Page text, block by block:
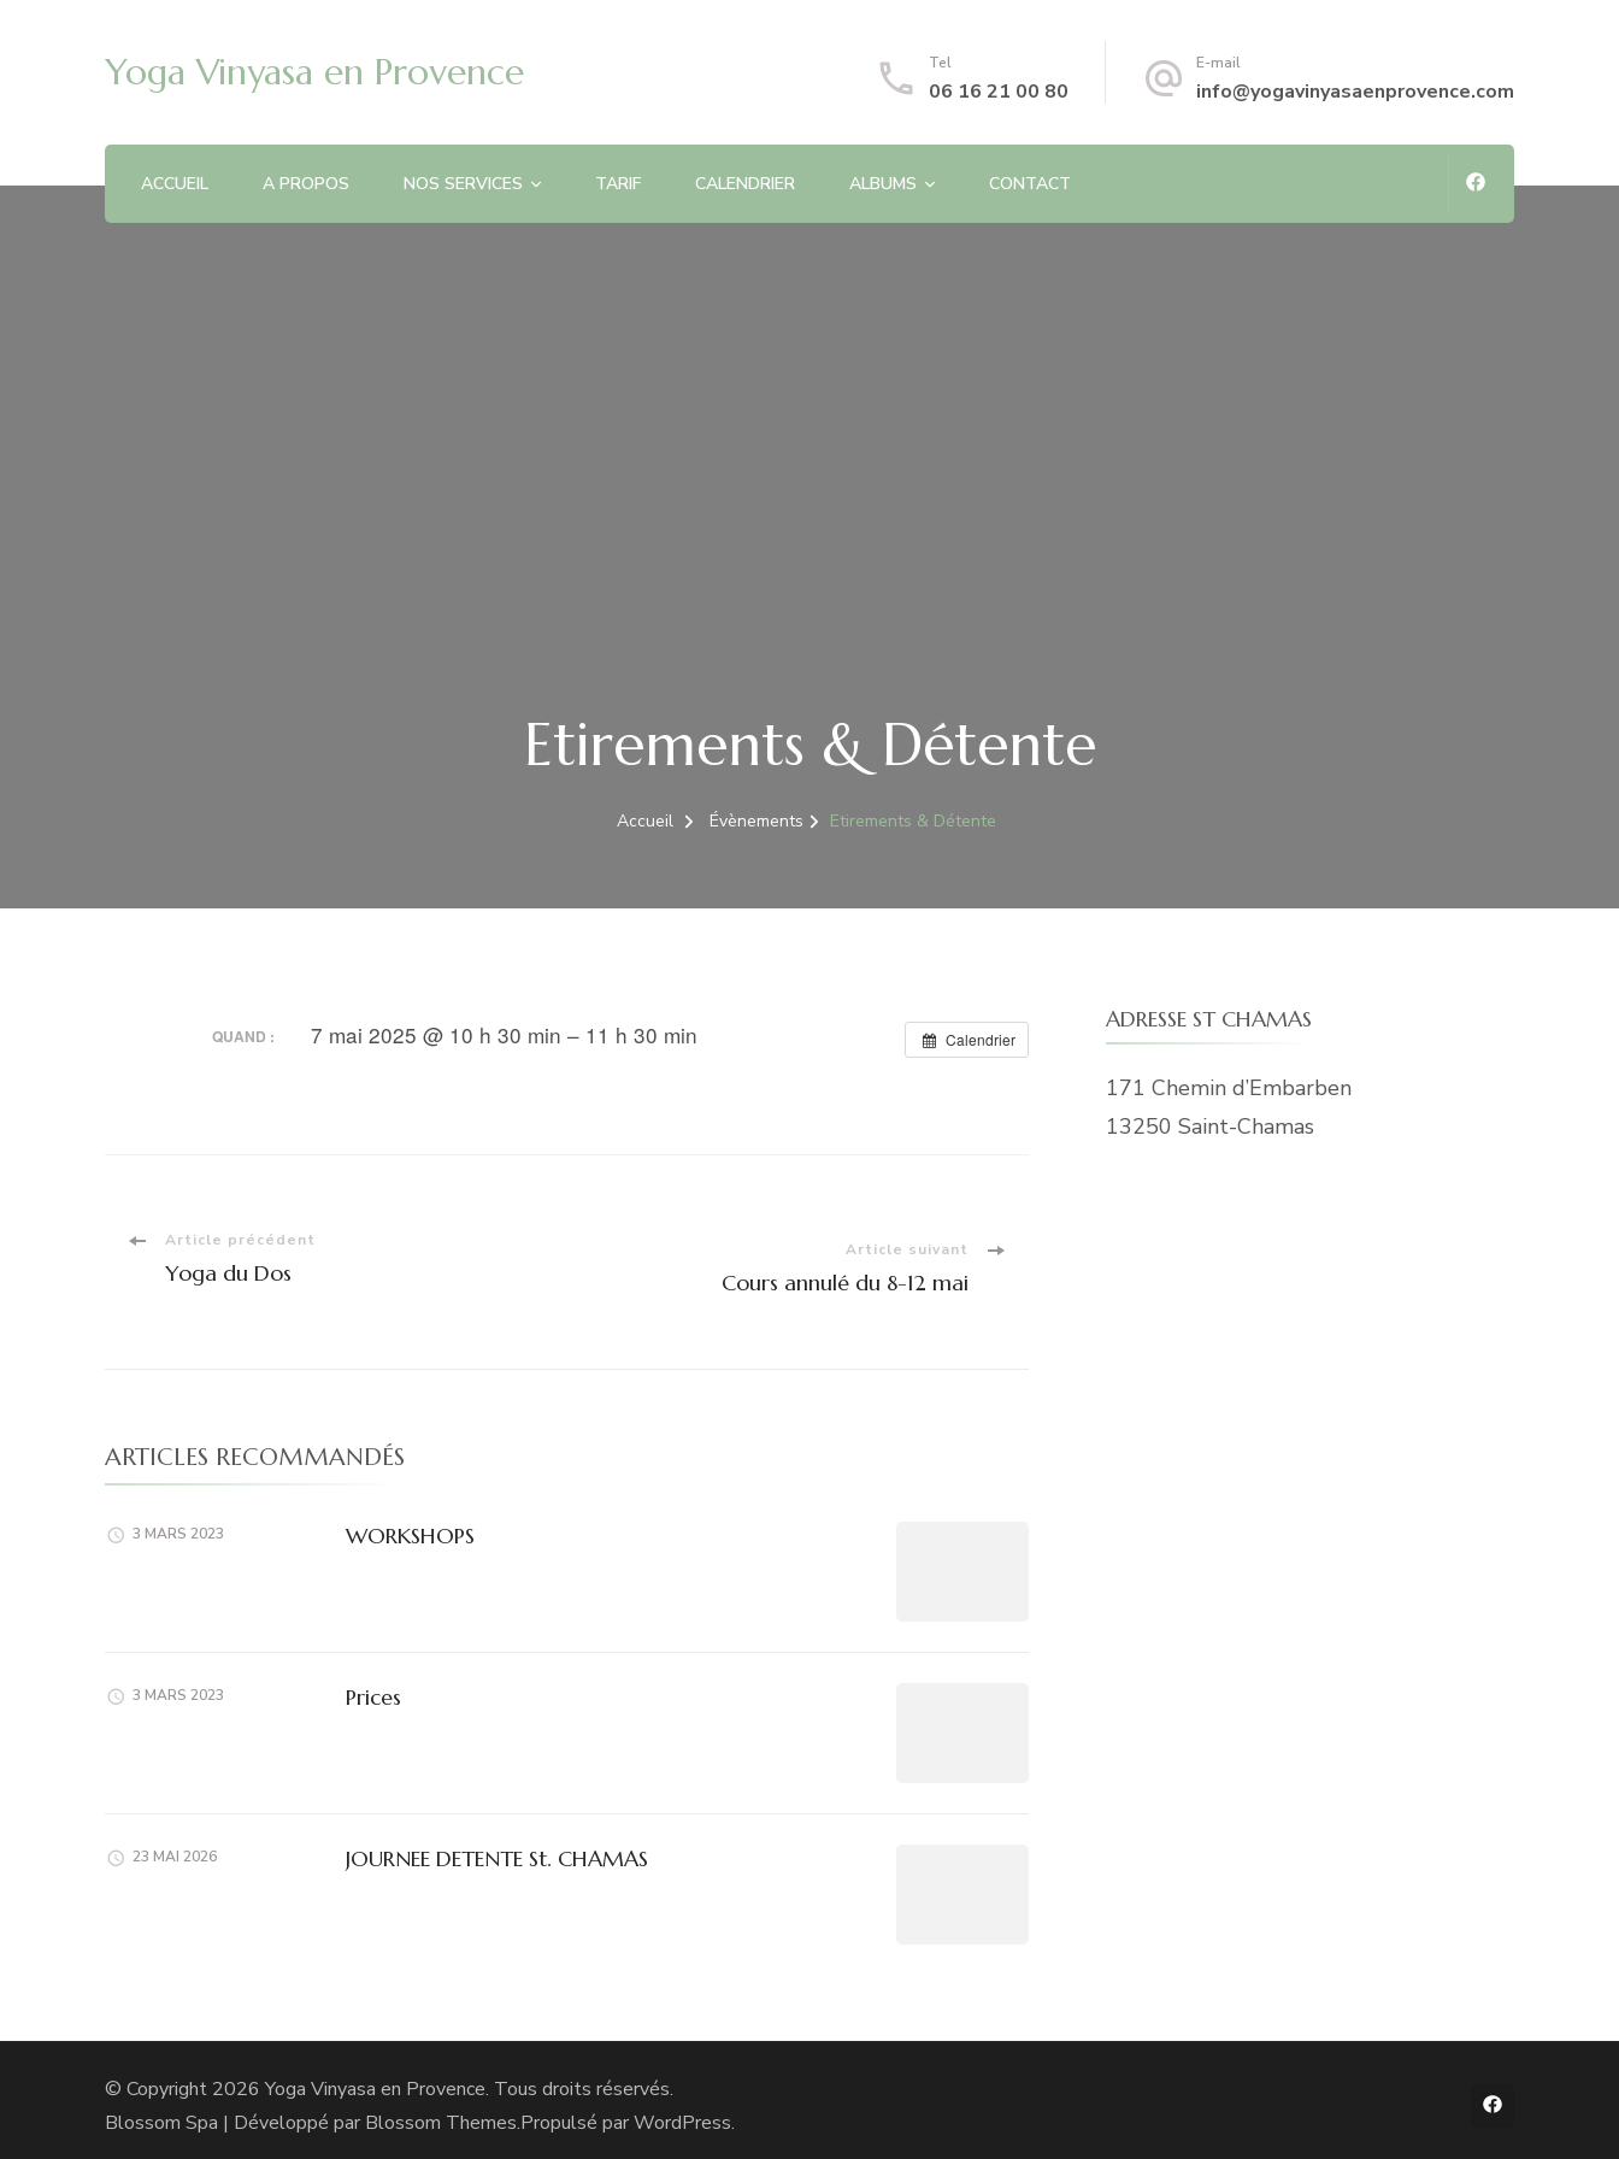
Yoga Vinyasa en Provence Tel
06 16 21 00 80
E-mail
info@yogavinyasaenprovence.com
ACCUEIL A PROPOS NOS SERVICES TARIF CALENDRIER ALBUMS CONTACT
Etirements & Détente
Accueil Évènements Etirements & Détente
Calendrier
QUAND : 7 mai 2025 @ 10 h 30 min – 11 h 30 min
Navigation
Article précédent
Yoga du Dos
Article suivant
Cours annulé du 8-12 mai
ARTICLES RECOMMANDÉS
3 MARS 2023 WORKSHOPS
3 MARS 2023 Prices
23 MAI 2026 JOURNEE DETENTE St. CHAMAS
ADRESSE ST CHAMAS
171 Chemin d’Embarben
13250 Saint-Chamas
© Copyright 2026Yoga Vinyasa en Provence. Tous droits réservés.
Blossom Spa | Développé par Blossom Themes.Propulsé parWordPress.